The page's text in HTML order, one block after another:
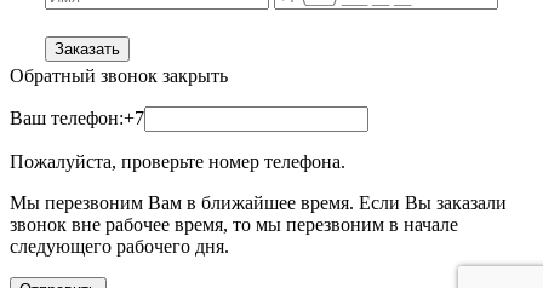
Заказать
Обратный звонок закрыть
Ваш телефон:+7
Пожалуйста, проверьте номер телефона.
Мы перезвоним Вам в ближайшее время. Если Вы заказали
звонок вне рабочее время, то мы перезвоним в начале
следующего рабочего дня.